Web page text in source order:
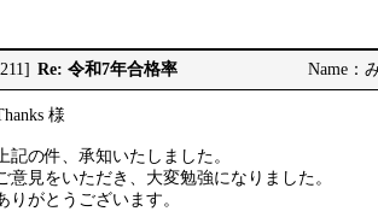
Re: 令和7年合格率 Name：
様
記の件、承知いたしました。
意見をいただき、大変勉強になりました。
りがとうございます。